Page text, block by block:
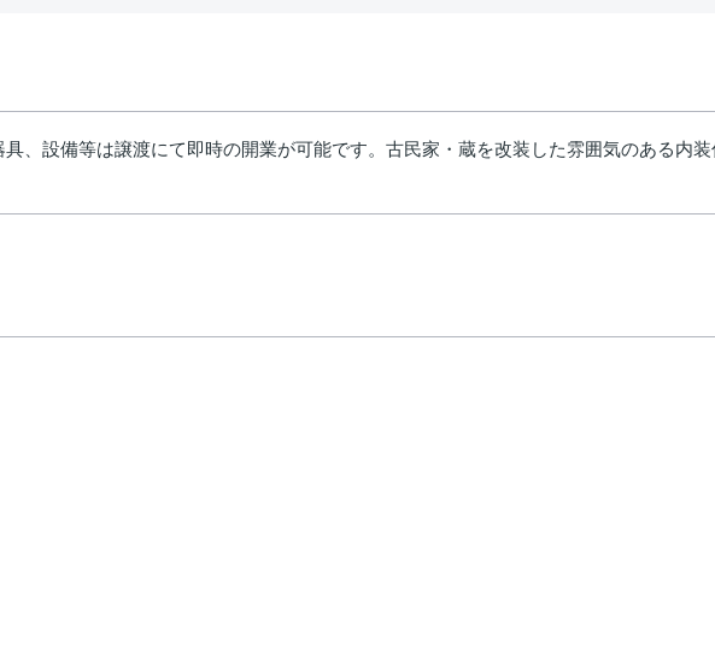
、設備等は譲渡にて即時の開業が可能です。古民家・蔵を改装した雰囲気のある内